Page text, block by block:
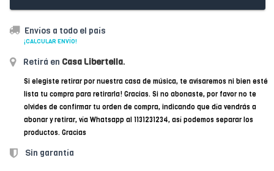
Envíos a todo el país
¡CALCULAR ENVÍO!
Retirá en Casa Libertella.
Si elegiste retirar por nuestra casa de música, te avisaremos ni bien esté
lista tu compra para retirarla! Gracias. Si no abonaste, por favor no te
olvides de confirmar tu orden de compra, indicando que día vendrás a
abonar y retirar, vía Whatsapp al 1131231234, así podemos separar los
productos. Gracias
Sin garantía